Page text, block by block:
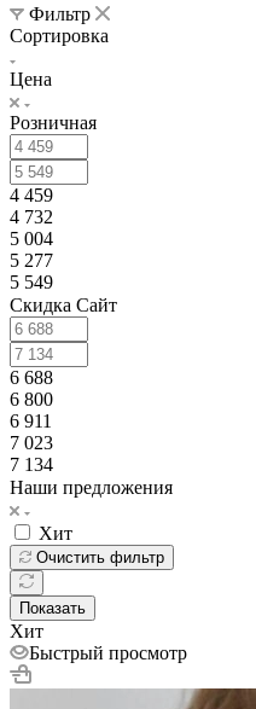
Фильтр
Сортировка
Цена
Розничная
4 459
4 732
5 004
5 277
5 549
Скидка Сайт
6 688
6 800
6 911
7 023
7 134
Наши предложения
Хит
Очистить фильтр
Показать
Хит
Быстрый просмотр